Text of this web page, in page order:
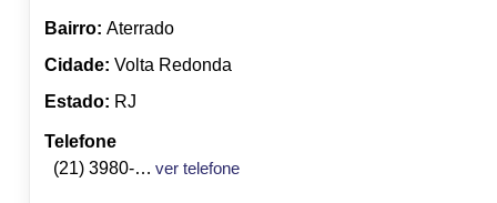
Bairro: Aterrado
Cidade: Volta Redonda
Estado: RJ
Telefone
(21) 3980-3585
ver telefone